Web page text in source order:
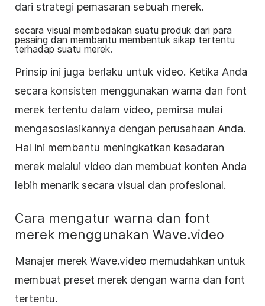
dari strategi pemasaran sebuah merek.
secara visual membedakan suatu produk dari para
pesaing dan membantu membentuk sikap tertentu
terhadap suatu merek.
Prinsip ini juga berlaku untuk video. Ketika Anda
secara konsisten menggunakan warna dan font
merek tertentu dalam video, pemirsa mulai
mengasosiasikannya dengan perusahaan Anda.
Hal ini membantu meningkatkan kesadaran
merek melalui video dan membuat konten Anda
lebih menarik secara visual dan profesional.
Cara mengatur warna dan font
merek menggunakan Wave.video
Manajer merek Wave.video memudahkan untuk
membuat preset merek dengan warna dan font
tertentu.